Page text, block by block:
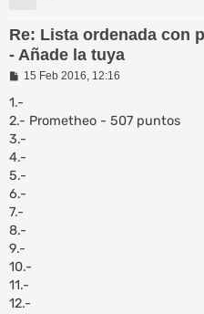
Re: Lista ordenada con
- Añade la tuya
M
n
a
j
15 Feb 2016, 12:16
1.-
2.- Prometheo - 507 puntos
3.-
4.-
5.-
6.-
7.-
8.-
9.-
10.-
11.-
12.-